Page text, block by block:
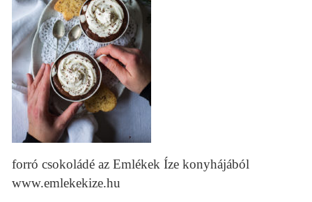
forró csokoládé az Emlékek Íze konyhájából
www.emlekekize.hu